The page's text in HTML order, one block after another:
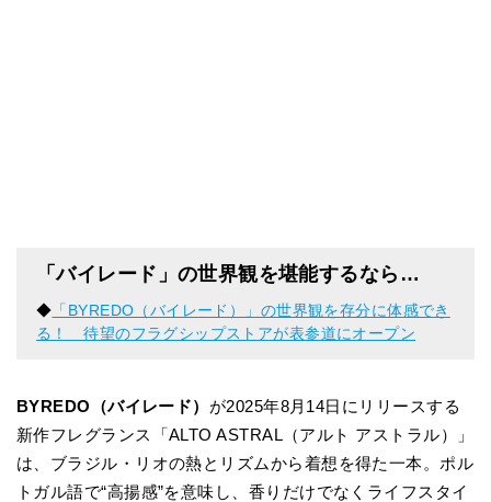
「バイレード」の世界観を堪能するなら…
◆ 「BYREDO（バイレード）」の世界観を存分に体感でき
る！ 待望のフラグシップストアが表参道にオープン
BYREDO（バイレード） が2025年8月14日にリリースする
新作フレグランス「ALTO ASTRAL（アルト アストラル）」
は、ブラジル・リオの熱とリズムから着想を得た一本。ポル
トガル語で“高揚感”を意味し、香りだけでなくライフスタイ